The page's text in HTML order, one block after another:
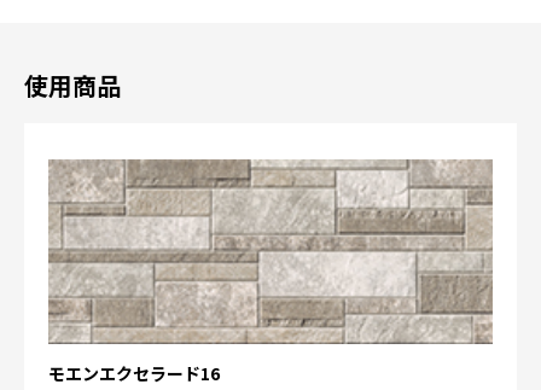
使用商品
モエンエクセラード16